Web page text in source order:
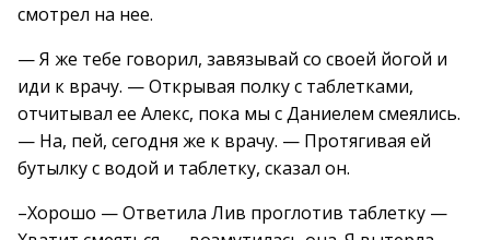
смотрел на нее.
— Я же тебе говорил, завязывай со своей йогой и
иди к врачу. — Открывая полку с таблетками,
отчитывал ее Алекс, пока мы с Даниелем смеялись.
— На, пей, сегодня же к врачу. — Протягивая ей
бутылку с водой и таблетку, сказал он.
–Хорошо — Ответила Лив проглотив таблетку —